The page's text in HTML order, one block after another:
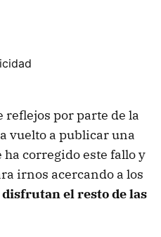
reflejos por parte de la
vuelto a publicar una
corregido este fallo y
irnos acercando a los
el resto de las